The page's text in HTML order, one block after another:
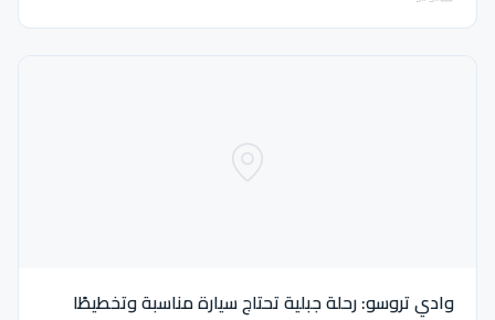
وادي تروسو: رحلة جبلية تحتاج سيارة مناسبة وتخطيطًا